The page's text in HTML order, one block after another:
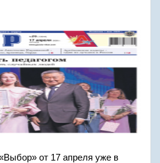
от 17 апреля уже в